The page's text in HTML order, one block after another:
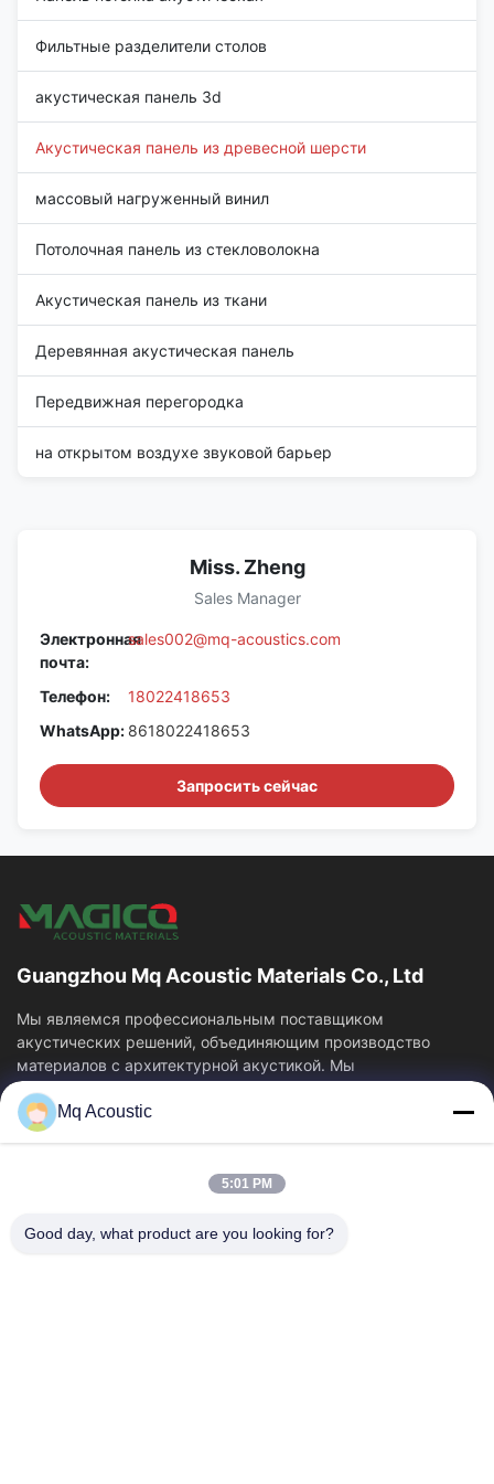
Фильтные разделители столов
акустическая панель 3d
Акустическая панель из древесной шерсти
массовый нагруженный винил
Потолочная панель из стекловолокна
Акустическая панель из ткани
Деревянная акустическая панель
Передвижная перегородка
на открытом воздухе звуковой барьер
Miss. Zheng
Sales Manager
Электронная
почта:
sales002@mq-acoustics.com
Телефон:
18022418653
WhatsApp: 8618022418653
Запросить сейчас
Guangzhou Mq Acoustic Materials Co., Ltd
Мы являемся профессиональным поставщиком
акустических решений, объединяющим производство
материалов с архитектурной акустикой. Мы
специализируемся...
Быстрые Связи
О Нас
Экскурсия По Заводу
Контроль Качества
Mq Acoustic
5:01 PM
Good day, what product are you looking for?